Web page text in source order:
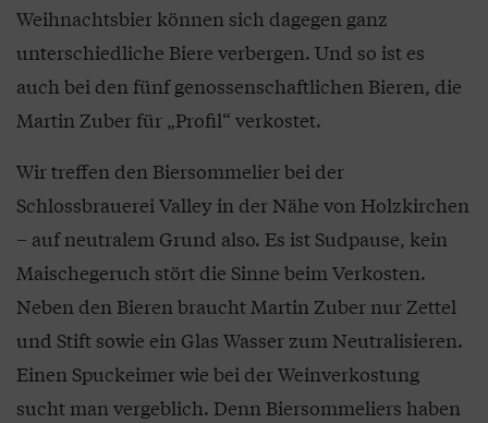
Weihnachtsbier können sich dagegen ganz
unterschiedliche Biere verbergen. Und so ist es
auch bei den fünf genossenschaftlichen Bieren, die
Martin Zuber für „Profil“ verkostet.
Wir treffen den Biersommelier bei der
Schlossbrauerei Valley in der Nähe von Holzkirchen
– auf neutralem Grund also. Es ist Sudpause, kein
Maischegeruch stört die Sinne beim Verkosten.
Neben den Bieren braucht Martin Zuber nur Zettel
und Stift sowie ein Glas Wasser zum Neutralisieren.
Einen Spuckeimer wie bei der Weinverkostung
sucht man vergeblich. Denn Biersommeliers haben